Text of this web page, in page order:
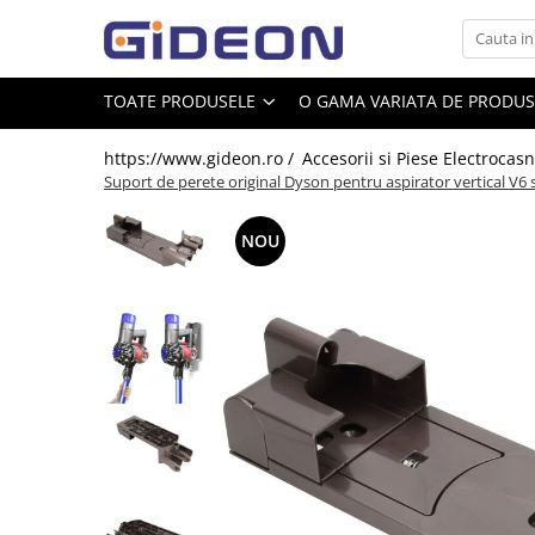
Toate Produsele
Electrocasnice
Electrocasnice mici
Roboti de bucatarie
Purificatoare aer
Cuptoare cu microunde
Accesorii si Piese Electrocasnice
Accesorii Piese Hote
TOATE PRODUSELE O GAMA VARIATA DE
https://www.gideon.ro / Accesorii si Piese
Suport de perete original Dyson pentru aspirator vertical V6
NOU